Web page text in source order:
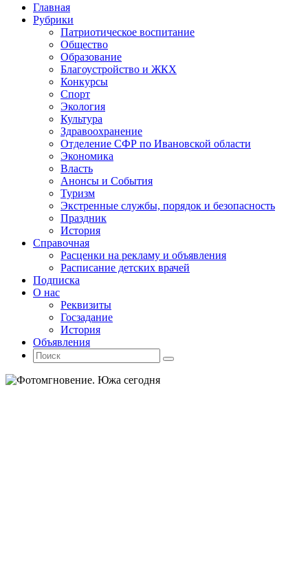
Промотать
содержимому
Главная
Рубрики
Патриотическое воспитание
Общество
Образование
Благоустройство и ЖКХ
Конкурсы
Спорт
Экология
Культура
Здравоохранение
Отделение СФР по Ивановской области
Экономика
Власть
Анонсы и События
Туризм
Экстренные службы, порядок и безопасность
Праздник
История
Справочная
Расценки на рекламу и объявления
Расписание детских врачей
Подписка
О нас
Реквизиты
Госзадание
История
Объявления
Поиск
Искать:
Поиск